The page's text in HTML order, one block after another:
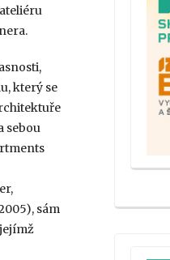
který se
sebou
sám